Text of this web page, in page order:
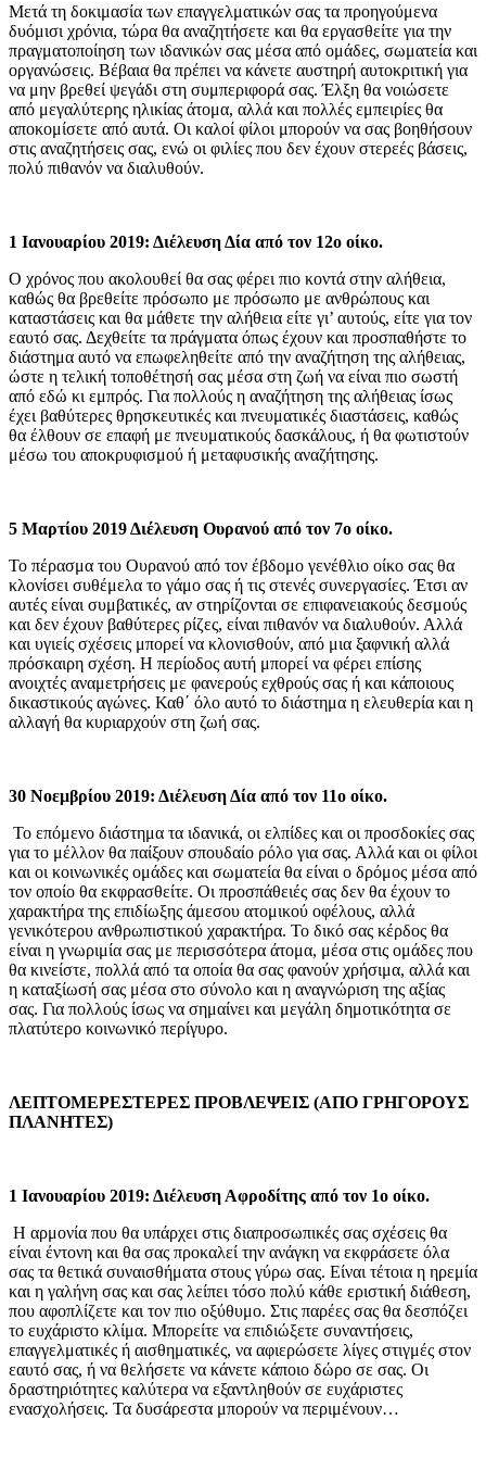
Μετά τη δοκιμασία των επαγγελματικών σας τα προηγούμενα
δυόμισι χρόνια, τώρα θα αναζητήσετε και θα εργασθείτε για την
πραγματοποίηση των ιδανικών σας μέσα από ομάδες, σωματεία και
οργανώσεις. Βέβαια θα πρέπει να κάνετε αυστηρή αυτοκριτική για
να μην βρεθεί ψεγάδι στη συμπεριφορά σας. Έλξη θα νοιώσετε
από μεγαλύτερης ηλικίας άτομα, αλλά και πολλές εμπειρίες θα
αποκομίσετε από αυτά. Οι καλοί φίλοι μπορούν να σας βοηθήσουν
στις αναζητήσεις σας, ενώ οι φιλίες που δεν έχουν στερεές βάσεις,
πολύ πιθανόν να διαλυθούν.
1 Ιανουαρίου 2019: Διέλευση Δία από τον 12ο οίκο.
Ο χρόνος που ακολουθεί θα σας φέρει πιο κοντά στην αλήθεια,
καθώς θα βρεθείτε πρόσωπο με πρόσωπο με ανθρώπους και
καταστάσεις και θα μάθετε την αλήθεια είτε γι’ αυτούς, είτε για τον
εαυτό σας. Δεχθείτε τα πράγματα όπως έχουν και προσπαθήστε το
διάστημα αυτό να επωφεληθείτε από την αναζήτηση της αλήθειας,
ώστε η τελική τοποθέτησή σας μέσα στη ζωή να είναι πιο σωστή
από εδώ κι εμπρός. Για πολλούς η αναζήτηση της αλήθειας ίσως
έχει βαθύτερες θρησκευτικές και πνευματικές διαστάσεις, καθώς
θα έλθουν σε επαφή με πνευματικούς δασκάλους, ή θα φωτιστούν
μέσω του αποκρυφισμού ή μεταφυσικής αναζήτησης.
5 Μαρτίου 2019 Διέλευση Ουρανού από τον 7ο οίκο.
Το πέρασμα του Ουρανού από τον έβδομο γενέθλιο οίκο σας θα
κλονίσει συθέμελα το γάμο σας ή τις στενές συνεργασίες. Έτσι αν
αυτές είναι συμβατικές, αν στηρίζονται σε επιφανειακούς δεσμούς
και δεν έχουν βαθύτερες ρίζες, είναι πιθανόν να διαλυθούν. Αλλά
και υγιείς σχέσεις μπορεί να κλονισθούν, από μια ξαφνική αλλά
πρόσκαιρη σχέση. Η περίοδος αυτή μπορεί να φέρει επίσης
ανοιχτές αναμετρήσεις με φανερούς εχθρούς σας ή και κάποιους
δικαστικούς αγώνες. Καθ΄ όλο αυτό το διάστημα η ελευθερία και η
αλλαγή θα κυριαρχούν στη ζωή σας.
30 Νοεμβρίου 2019: Διέλευση Δία από τον 11ο οίκο.
Το επόμενο διάστημα τα ιδανικά, οι ελπίδες και οι προσδοκίες σας
για το μέλλον θα παίξουν σπουδαίο ρόλο για σας. Αλλά και οι φίλοι
και οι κοινωνικές ομάδες και σωματεία θα είναι ο δρόμος μέσα από
τον οποίο θα εκφρασθείτε. Οι προσπάθειές σας δεν θα έχουν το
χαρακτήρα της επιδίωξης άμεσου ατομικού οφέλους, αλλά
γενικότερου ανθρωπιστικού χαρακτήρα. Το δικό σας κέρδος θα
είναι η γνωριμία σας με περισσότερα άτομα, μέσα στις ομάδες που
θα κινείστε, πολλά από τα οποία θα σας φανούν χρήσιμα, αλλά και
η καταξίωσή σας μέσα στο σύνολο και η αναγνώριση της αξίας
σας. Για πολλούς ίσως να σημαίνει και μεγάλη δημοτικότητα σε
πλατύτερο κοινωνικό περίγυρο.
ΛΕΠΤΟΜΕΡΕΣΤΕΡΕΣ ΠΡΟΒΛΕΨΕΙΣ (ΑΠΟ ΓΡΗΓΟΡΟΥΣ
ΠΛΑΝΗΤΕΣ)
1 Ιανουαρίου 2019: Διέλευση Αφροδίτης από τον 1ο οίκο.
Η αρμονία που θα υπάρχει στις διαπροσωπικές σας σχέσεις θα
είναι έντονη και θα σας προκαλεί την ανάγκη να εκφράσετε όλα
σας τα θετικά συναισθήματα στους γύρω σας. Είναι τέτοια η ηρεμία
και η γαλήνη σας και σας λείπει τόσο πολύ κάθε εριστική διάθεση,
που αφοπλίζετε και τον πιο οξύθυμο. Στις παρέες σας θα δεσπόζει
το ευχάριστο κλίμα. Μπορείτε να επιδιώξετε συναντήσεις,
επαγγελματικές ή αισθηματικές, να αφιερώσετε λίγες στιγμές στον
εαυτό σας, ή να θελήσετε να κάνετε κάποιο δώρο σε σας. Οι
δραστηριότητες καλύτερα να εξαντληθούν σε ευχάριστες
ενασχολήσεις. Τα δυσάρεστα μπορούν να περιμένουν…